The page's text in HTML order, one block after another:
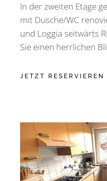
In der zweiten Etage
mit Dusche/WC
und Loggia seitwärts
Sie einen herrlichen
JETZT RESERVIEREN